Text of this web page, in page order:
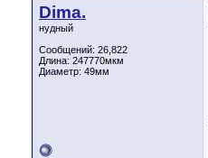
Dima.
нудный
Сообщений: 26,822
Длина: 247770мкм
Диаметр: 49мм